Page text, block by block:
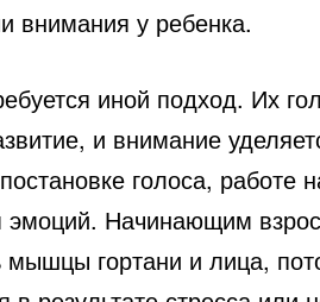
внимания у ребенка.
иной подход. Их
и внимание
голоса, работе
Начинающим
мышцы гортани и лица,